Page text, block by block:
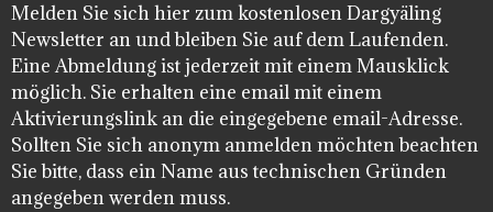
Melden Sie sich hier zum kostenlosen Dargyäling
Newsletter an und bleiben Sie auf dem Laufenden.
Eine Abmeldung ist jederzeit mit einem Mausklick
möglich. Sie erhalten eine email mit einem
Aktivierungslink an die eingegebene email-Adresse.
Sollten Sie sich anonym anmelden möchten beachten
Sie bitte, dass ein Name aus technischen Gründen
angegeben werden muss.